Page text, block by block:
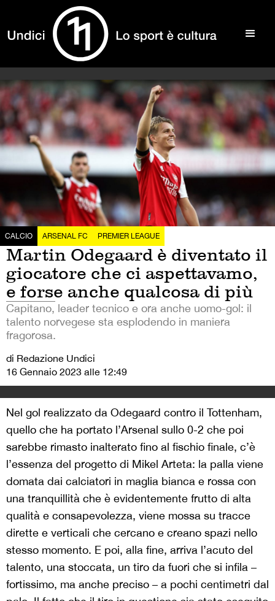
CALCIO ARSENAL FC PREMIER LEAGUE
Martin Odegaard è diventato il
giocatore che ci aspettavamo,
e forse anche qualcosa di più
Capitano, leader tecnico e ora anche uomo-gol: il
talento norvegese sta esplodendo in maniera
fragorosa.
di Redazione Undici
16 Gennaio 2023 alle 12:49
Nel gol realizzato da Odegaard contro il Tottenham,
quello che ha portato l’Arsenal sullo 0-2 che poi
sarebbe rimasto inalterato fino al fischio finale, c’è
l’essenza del progetto di Mikel Arteta: la palla viene
domata dai calciatori in maglia bianca e rossa con
una tranquillità che è evidentemente frutto di alta
qualità e consapevolezza, viene mossa su tracce
dirette e verticali che cercano e creano spazi nello
stesso momento. E poi, alla fine, arriva l’acuto del
talento, una stoccata, un tiro da fuori che si infila –
fortissimo, ma anche preciso – a pochi centimetri dal